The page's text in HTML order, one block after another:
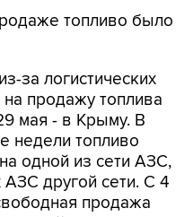
топливо было
за логистических
продажу топлива
мая - в Крыму. В
недели топливо
одной из сети АЗС,
другой сети. С 4
продажа